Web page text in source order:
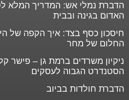
הדברת נמלי אש: המדריך המלא
האדום בגינה ובבית
חיסכון כסף בצד: איך הקפה של
החלום של מחר
ניקיון משרדים ברמת גן – פישר
הסטנדרט הגבוה לעסקים
הדברת חולדות בביוב